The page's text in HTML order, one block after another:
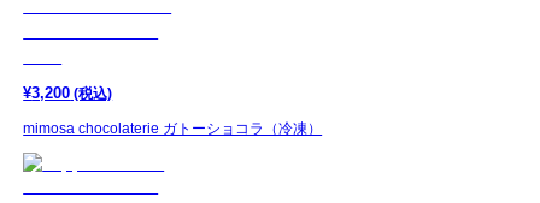
¥3,200 (税込)
mimosa chocolaterie ガトーショコラ（冷凍）